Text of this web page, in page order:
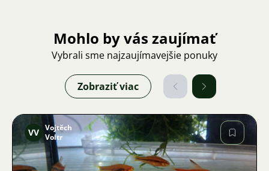
Mohlo by vás zaujímať
Vybrali sme najzaujímavejšie ponuky
Zobraziť viac
VV Vojtěch
Voltr